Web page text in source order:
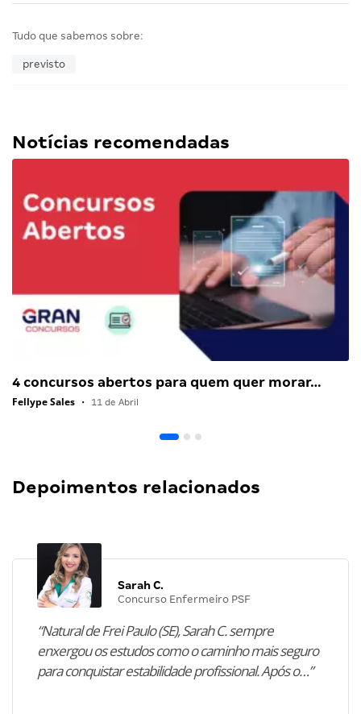
Tudo que sabemos sobre:
previsto
Notícias recomendadas
4 concursos abertos para quem quer morar…
Fellype Sales • 11 de Abril
Depoimentos relacionados
Sarah C.
Concurso Enfermeiro PSF
“Natural de Frei Paulo (SE), Sarah C. sempre
enxergou os estudos como o caminho mais seguro
para conquistar estabilidade profissional. Após o…”